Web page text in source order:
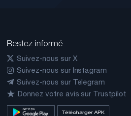
Restez informé
Suivez-nous sur X
Suivez-nous sur Instagram
Suivez-nous sur Telegram
Donnez votre avis sur Trustpilot
Télécharger APK